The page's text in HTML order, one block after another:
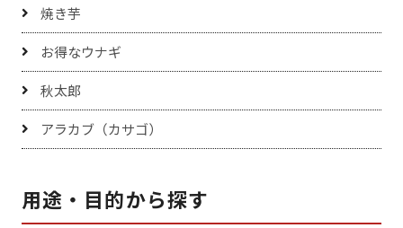
焼き芋
お得なウナギ
秋太郎
アラカブ（カサゴ）
用途・目的から探す